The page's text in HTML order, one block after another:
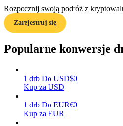
Przewodnik dla
Strategie handlowe
Rozpocznij swoją podróż z
Zarejestruj się
Popularne konwersje
1 drb Do USD$0
Kup za USD
1 drb Do EUR€0
Kup za EUR